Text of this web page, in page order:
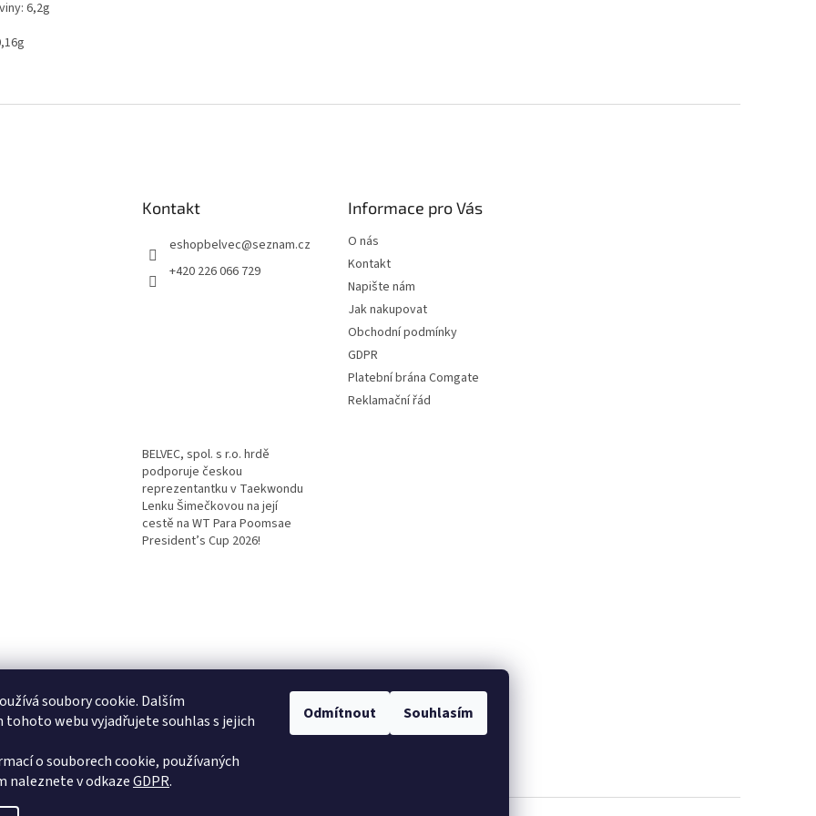
soubory cookie. Dalším
tohoto webu vyjadřujete souhlas s jejich
o souborech cookie, používaných
naleznete v odkazeGDPR.
Odmítnout Souhlasím
6,2g
Kontakt
eshopbelvec@seznam.cz
+420 226 066 729
Informace pro Vás
O nás
Kontakt
Napište nám
Jak nakupovat
Obchodní podmínky
GDPR
Platební brána Comgate
Reklamační řád
BELVEC, spol. s r.o. hrdě
podporuje českou
reprezentantku v Taekwondu
Lenku Šimečkovou na její
cestě na WT Para Poomsae
President’s Cup 2026!